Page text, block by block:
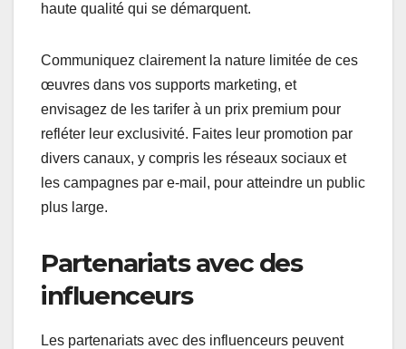
haute qualité qui se démarquent.
Communiquez clairement la nature limitée de ces
œuvres dans vos supports marketing, et
envisagez de les tarifer à un prix premium pour
refléter leur exclusivité. Faites leur promotion par
divers canaux, y compris les réseaux sociaux et
les campagnes par e-mail, pour atteindre un public
plus large.
Partenariats avec des
influenceurs
Les partenariats avec des influenceurs peuvent